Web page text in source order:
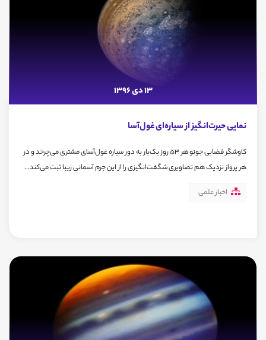
13 دی 1396
نمایی حیرت‌انگیز از سیاره‌ای غول‌آسا
کاوشگر فضایی جونو هر 53 روز یک‌بار به دور سیاره غول‌آسای مشتری می‌چرخد و در
هر پرواز نزدیک هم تصاویری شگفت‌انگیزی را از این جرم آسمانی زیبا ثبت می‌کند...
اخبار علمی